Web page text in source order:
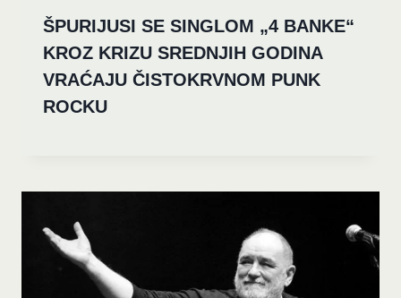
ŠPURIJUSI SE SINGLOM „4 BANKE“
KROZ KRIZU SREDNJIH GODINA
VRAĆAJU ČISTOKRVNOM PUNK
ROCKU